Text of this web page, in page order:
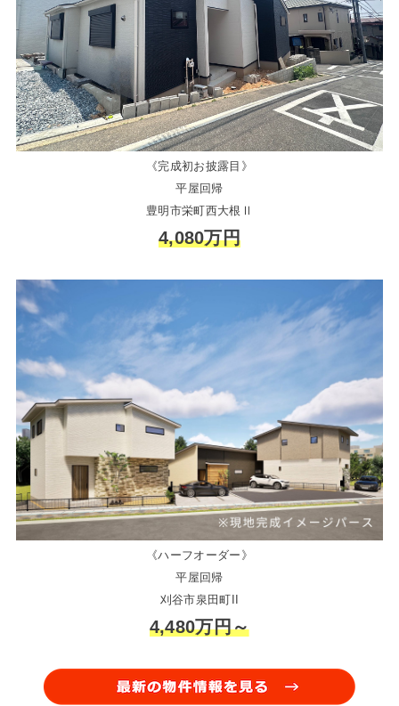
《完成初お披露目》
平屋回帰
豊明市栄町西大根Ⅱ
4,080万円
《ハーフオーダー》
平屋回帰
刈谷市泉田町II
4,480万円～